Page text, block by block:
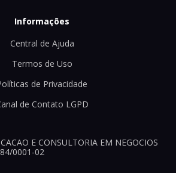
Informações
Central de Ajuda
Termos de Uso
de Privacidade
de Contato LGPD
E CONSULTORIA EM NEGOCIOS
0001-02